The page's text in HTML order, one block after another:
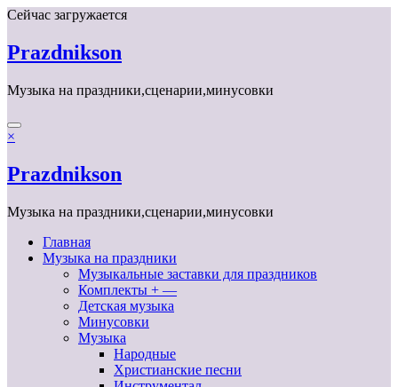
Перейти
содержимому
Сейчас загружается
Prazdnikson
Музыка на праздники,сценарии,минусовки
×
Prazdnikson
Музыка на праздники,сценарии,минусовки
Главная
Музыка на праздники
Музыкальные заставки для праздников
Комплекты + —
Детская музыка
Минусовки
Музыка
Народные
Христианские песни